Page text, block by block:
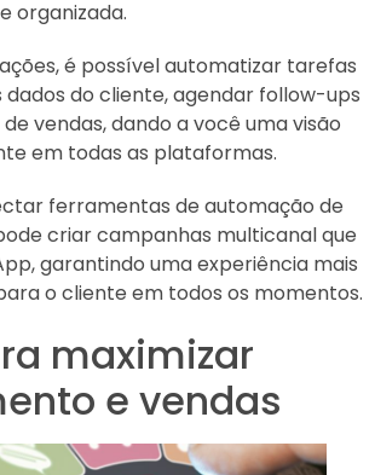
organizada.
é possível automatizar tarefas
do cliente, agendar follow-ups
vendas, dando a você uma visão
em todas as plataformas.
ferramentas de automação de
criar campanhas multicanal que
garantindo uma experiência mais
o cliente em todos os momentos.
maximizar
e vendas